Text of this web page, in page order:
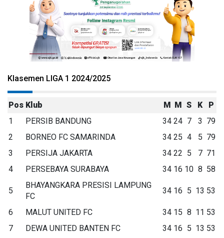
Klasemen LIGA 1 2024/2025
Pos Klub M M S K
P
1
PERSIB BANDUNG 34 24 7 3 79
2
BORNEO FC SAMARINDA 34 25 4 5 79
3
PERSIJA JAKARTA 34 22 5 7 71
4
PERSEBAYA SURABAYA 34 16 10 8 58
5
BHAYANGKARA PRESISI LAMPUNG
FC
34 16 5 13 53
6 MALUT UNITED FC 34 15 8 11 53
7
DEWA UNITED BANTEN FC 34 16 5 13 53